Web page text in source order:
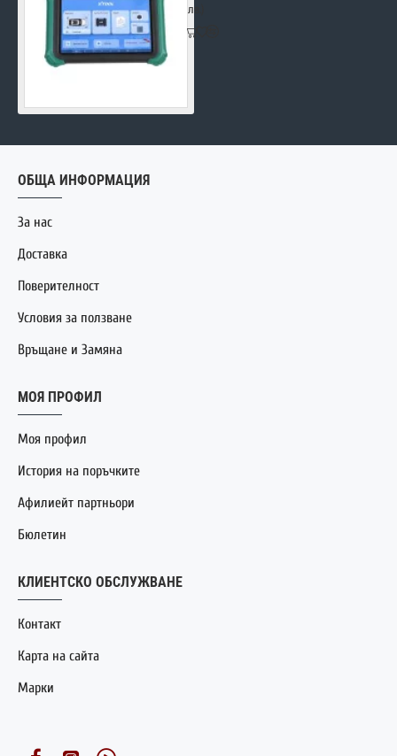
лв.)
ОБЩА ИНФОРМАЦИЯ
За нас
Доставка
Поверителност
Условия за ползване
Връщане и Замяна
МОЯ ПРОФИЛ
Моя профил
История на поръчките
Афилиейт партньори
Бюлетин
КЛИЕНТСКО ОБСЛУЖВАНЕ
Контакт
Карта на сайта
Марки